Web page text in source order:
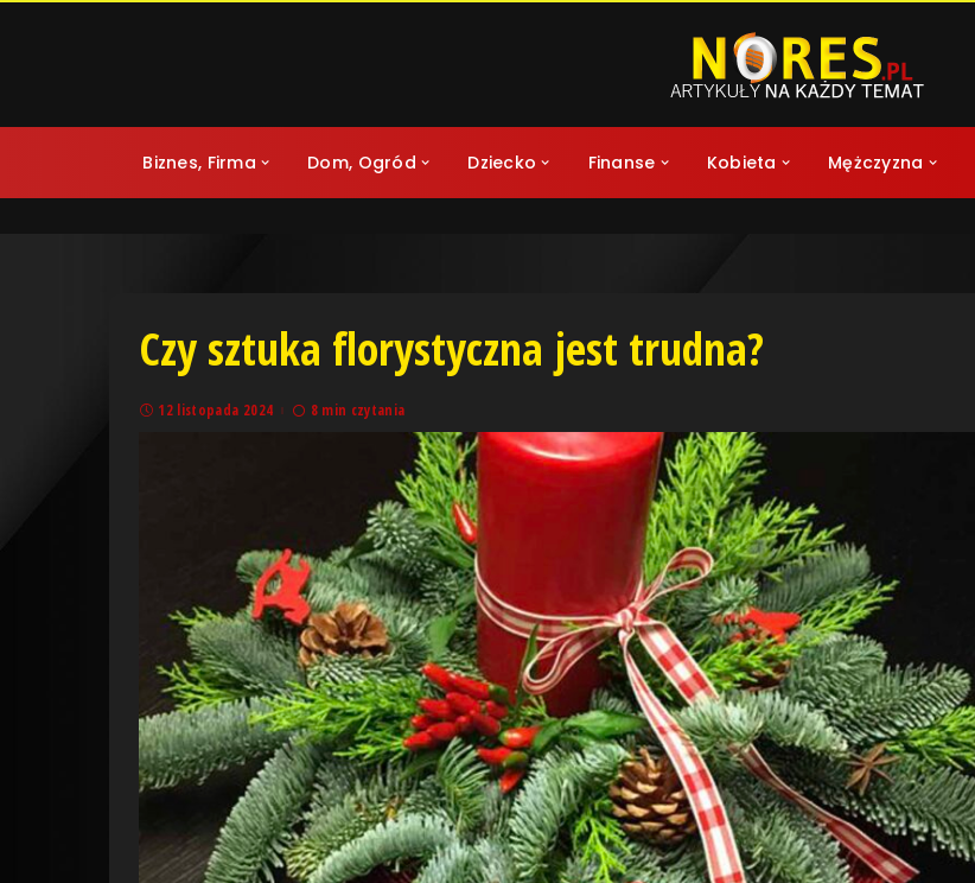
Biznes, Firma Dom, Ogród Dziecko Finanse Kobieta Mężczyzna
Czy sztuka florystyczna jest trudna?
12 listopada 2024 8 min czytania